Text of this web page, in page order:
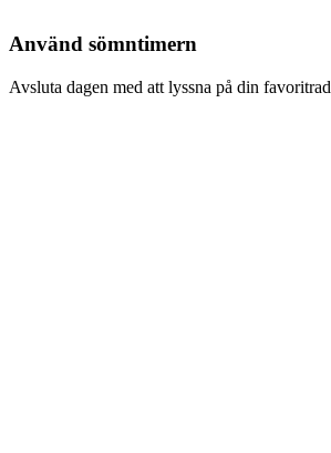
Använd sömntimern
Avsluta dagen med att lyssna på din